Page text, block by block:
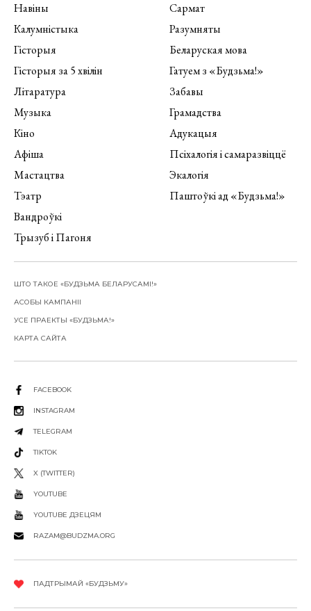
Навіны
Калумністыка
Гісторыя
Гісторыя за 5 хвілін
Літаратура
Музыка
Кіно
Афіша
Мастацтва
Тэатр
Вандроўкі
Трызуб і Пагоня
Сармат
Разумняты
Беларуская мова
Гатуем з «Будзьма!»
Забавы
Грамадства
Адукацыя
Псіхалогія і самаразвіццё
Экалогія
Паштоўкі ад «Будзьма!»
ШТО ТАКОЕ «БУДЗЬМА БЕЛАРУСАМІ!»
АСОБЫ КАМПАНІІ
УСЕ ПРАЕКТЫ «БУДЗЬМА!»
КАРТА САЙТА
FACEBOOK
INSTAGRAM
TELEGRAM
TIKTOK
X (TWITTER)
YOUTUBE
YOUTUBE ДЗЕЦЯМ
RAZAM@BUDZMA.ORG
ПАДТРЫМАЙ «БУДЗЬМУ»